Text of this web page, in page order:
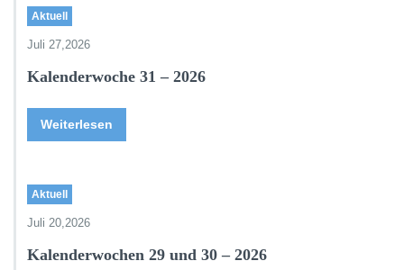
Aktuell
Juli 27,2026
Kalenderwoche 31 – 2026
Weiterlesen
Aktuell
Juli 20,2026
Kalenderwochen 29 und 30 – 2026